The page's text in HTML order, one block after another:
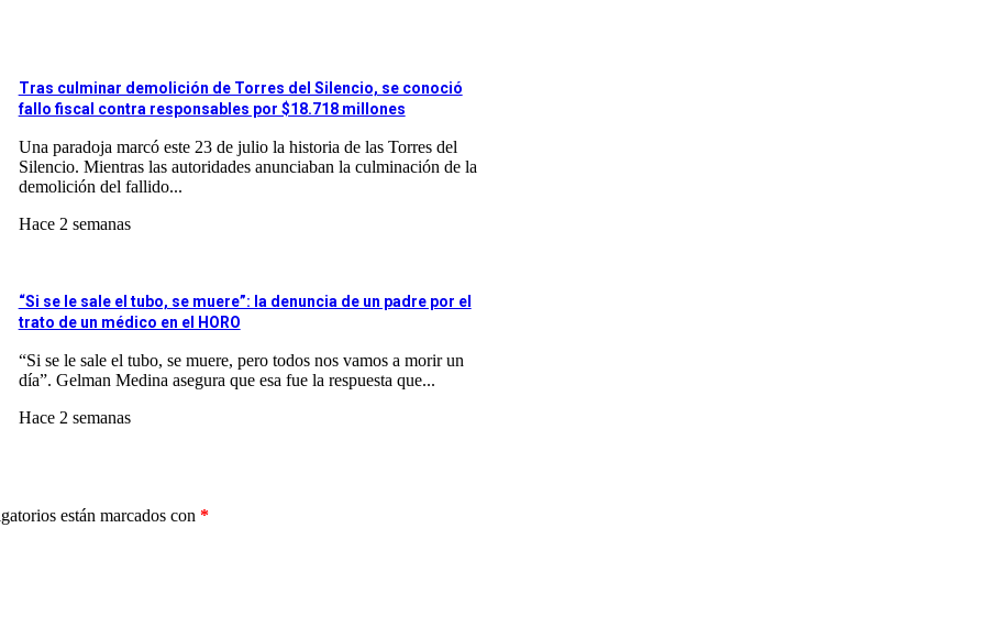
Tras culminar demolición de Torres del Silencio, se conoció
fallo fiscal contra responsables por $18.718 millones
Una paradoja marcó este 23 de julio la historia de las Torres del
Silencio. Mientras las autoridades anunciaban la culminación de la
demolición del fallido...
Hace 2 semanas
“Si se le sale el tubo, se muere”: la denuncia de un padre por el
trato de un médico en el HORO
“Si se le sale el tubo, se muere, pero todos nos vamos a morir un
día”. Gelman Medina asegura que esa fue la respuesta que...
Hace 2 semanas
están marcados con *